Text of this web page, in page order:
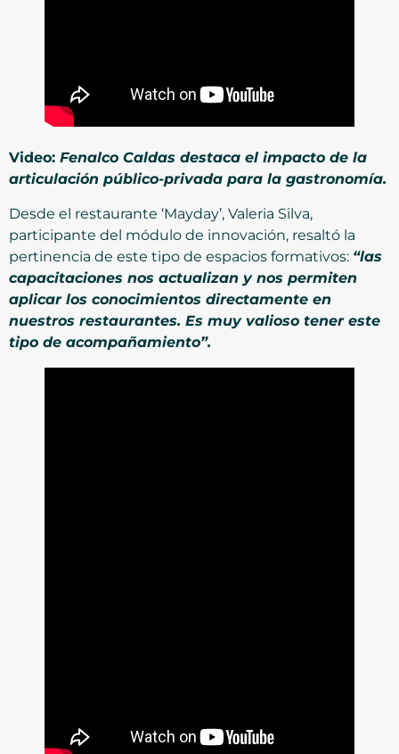
Video: Fenalco Caldas destaca el impacto de la
articulación público-privada para la gastronomía.
Desde el restaurante ‘Mayday’, Valeria Silva,
participante del módulo de innovación, resaltó la
pertinencia de este tipo de espacios formativos: “las
capacitaciones nos actualizan y nos permiten
aplicar los conocimientos directamente en
nuestros restaurantes. Es muy valioso tener este
tipo de acompañamiento”.